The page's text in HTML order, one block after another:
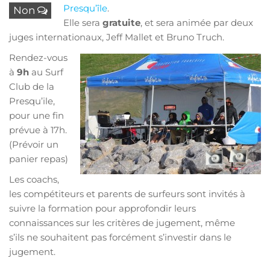
Non
Presqu’île.
Elle sera gratuite, et sera animée par deux
juges internationaux, Jeff Mallet et Bruno Truch.
Rendez-vous
à 9h au Surf
Club de la
Presqu’ile,
pour une fin
prévue à 17h.
(Prévoir un
panier repas)
Les coachs,
les compétiteurs et parents de surfeurs sont invités à
suivre la formation pour approfondir leurs
connaissances sur les critères de jugement, même
s’ils ne souhaitent pas forcément s’investir dans le
jugement.